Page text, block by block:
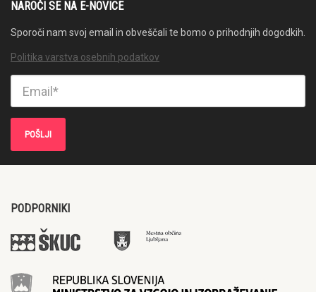
NAROČI SE NA E-NOVICE
Sporoči nam svoj email in obveščali te bomo o prihodnjih dogodkih.
Politika varstva osebnih podatkov
PODPORNIKI